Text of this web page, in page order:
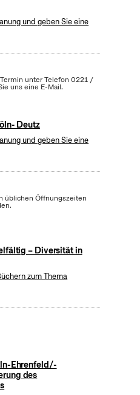
und geben Sie eine
unter Telefon 0221 /
uns eine E-Mail.
Deutz
und geben Sie eine
üblichen Öffnungszeiten
– Diversität in
zum Thema
Ehrenfeld/-
des